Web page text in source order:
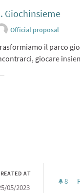
Giochinsieme
Official proposal
il parco
giocare
AT
05/2023
8